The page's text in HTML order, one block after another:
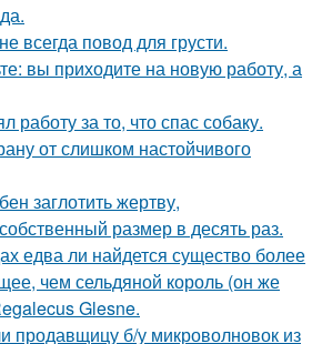
всегда повод для грусти.
вы приходите на новую работу, а
работу за то, что спас собаку.
от слишком настойчивого
заглотить жертву,
размер в десять раз.
едва ли найдется существо более
чем сельдяной король (он же
Glesne.
продавщицу б/у микроволновок из